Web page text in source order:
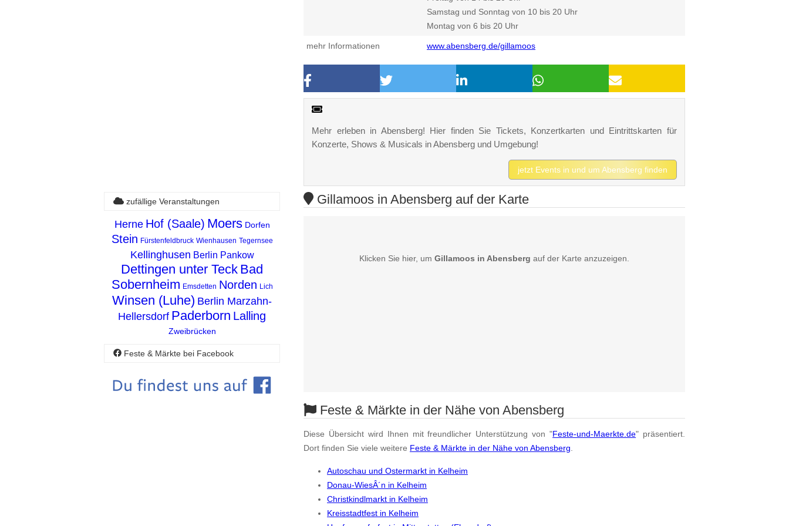
Samstag und Sonntag von 10 bis 20 Uhr
Montag von 6 bis 20 Uhr
mehr Informationen www.abensberg.de/gillamoos
Mehr erleben in Abensberg! Hier finden Sie Tickets, Konzertkarten und Eintrittskarten für
Konzerte, Shows & Musicals in Abensberg und Umgebung!
jetzt Events in und um Abensberg finden
Gillamoos in Abensberg auf der Karte
Klicken Sie hier, um Gillamoos in Abensberg auf der Karte anzuzeigen.
Feste & Märkte in der Nähe von Abensberg
Diese Übersicht wird Ihnen mit freundlicher Unterstützung von "Feste-und-Maerkte.de" präsentiert.
Dort finden Sie viele weitere Feste & Märkte in der Nähe von Abensberg.
Autoschau und Ostermarkt in Kelheim
Donau-WiesÂ´n in Kelheim
Christkindlmarkt in Kelheim
Kreisstadtfest in Kelheim
zufällige Veranstaltungen
Herne Hof (Saale) Moers Dorfen
Stein Fürstenfeldbruck Wienhausen Tegernsee
Kellinghusen Berlin Pankow
Dettingen unter Teck Bad
Sobernheim Emsdetten Norden Lich
Winsen (Luhe) Berlin Marzahn-
Hellersdorf Paderborn Lalling
Zweibrücken
Feste & Märkte bei Facebook